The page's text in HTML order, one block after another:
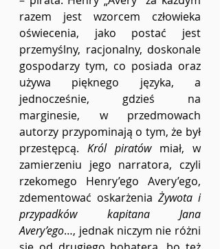
razem jest wzorcem człowieka
oświecenia, jako postać jest
przemyślny, racjonalny, doskonale
gospodarzy tym, co posiada oraz
używa pięknego języka, a
jednocześnie, gdzieś na
marginesie, w przedmowach
autorzy przypominają o tym, że był
przestępcą. Król piratów miał, w
zamierzeniu jego narratora, czyli
rzekomego Henry’ego Avery’ego,
zdementować oskarżenia Żywota i
przypadków kapitana Jana
Avery’ego…, jednak niczym nie różni